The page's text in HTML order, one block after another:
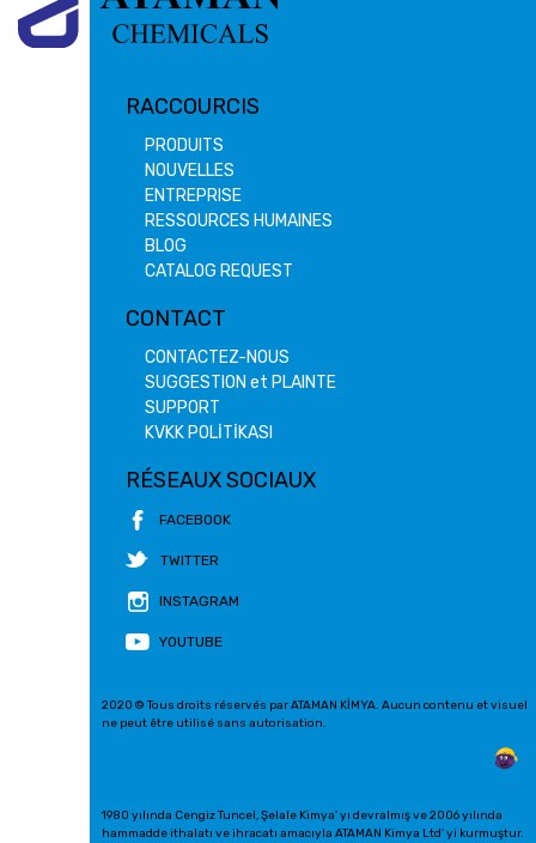
RACCOURCIS
PRODUITS
NOUVELLES
ENTREPRISE
RESSOURCES HUMAINES
BLOG
CATALOG REQUEST
CONTACT
CONTACTEZ-NOUS
SUGGESTION et PLAINTE
SUPPORT
KVKK POLİTİKASI
RÉSEAUX SOCIAUX
FACEBOOK
TWITTER
INSTAGRAM
YOUTUBE
2020 © Tous droits réservés par ATAMAN KİMYA. Aucun contenu et visuel
ne peut être utilisé sans autorisation.
1980 yılında Cengiz Tuncel, Şelale Kimya' yı devralmış ve 2006 yılında
hammadde ithalatı ve ihracatı amacıyla ATAMAN Kimya Ltd' yi kurmuştur.